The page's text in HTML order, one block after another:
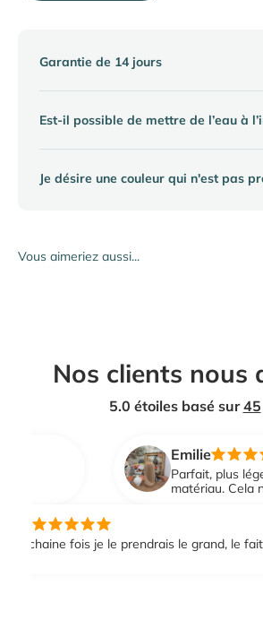
Garantie de 14 jours
Est-il possible de mettre de l’eau à
Je désire une couleur qui n'est pas
Nos clients nous
5.0 étoiles basé sur45
Emilie
Parfait, plus léger
matériau. Cela
fois je le prendrais le grand, le faites